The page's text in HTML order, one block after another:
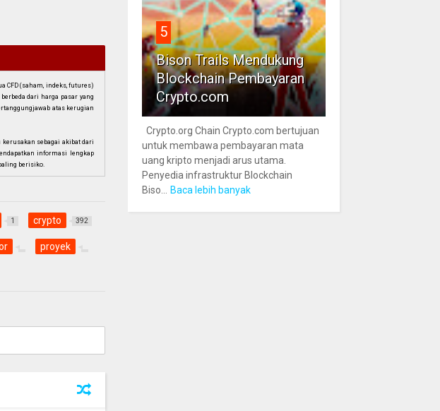
CFD (saham, indeks, futures)
dari harga pasar yang
atas kerugian
kerusakan sebagai akibat dari
informasi lengkap
berisiko.
1 crypto 392
proyek
5
Bison Trails Mendukung
Blockchain Pembayaran
Crypto.com
Crypto.org Chain Crypto.com bertujuan
untuk membawa pembayaran mata
uang kripto menjadi arus utama.
Penyedia infrastruktur Blockchain
Biso...
Baca lebih banyak